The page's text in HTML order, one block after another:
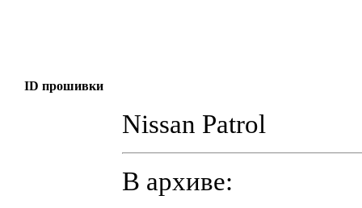
ID прошивки
Nissan Patrol
В архиве: